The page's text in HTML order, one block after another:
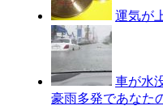
運気が
車が水
豪雨多発であなた